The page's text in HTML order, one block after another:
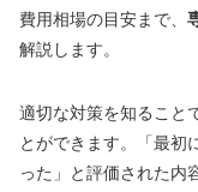
費用相場の目安まで、
解説します。
適切な対策を知ること
とができます。「最初
った」と評価された内